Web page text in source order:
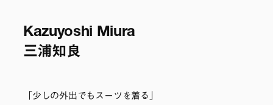
Kazuyoshi Miura
三浦知良
「少しの外出でもスーツを着る」